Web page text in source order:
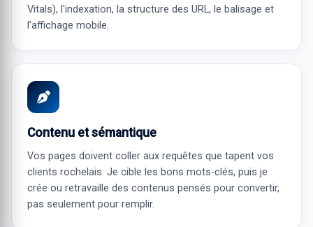
Vitals), l'indexation, la structure des URL, le balisage et
l'affichage mobile.
Contenu et sémantique
Vos pages doivent coller aux requêtes que tapent vos
clients rochelais. Je cible les bons mots-clés, puis je
crée ou retravaille des contenus pensés pour convertir,
pas seulement pour remplir.